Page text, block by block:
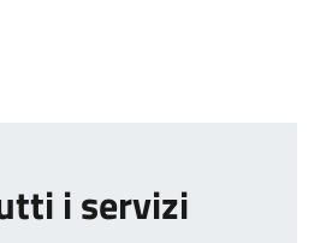
i servizi